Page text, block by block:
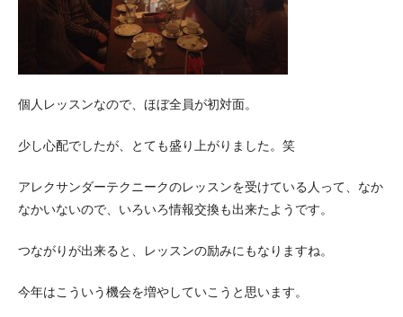
個人レッスンなので、ほぼ全員が初対面。
少し心配でしたが、とても盛り上がりました。笑
アレクサンダーテクニークのレッスンを受けている人って、なか
なかいないので、いろいろ情報交換も出来たようです。
つながりが出来ると、レッスンの励みにもなりますね。
今年はこういう機会を増やしていこうと思います。